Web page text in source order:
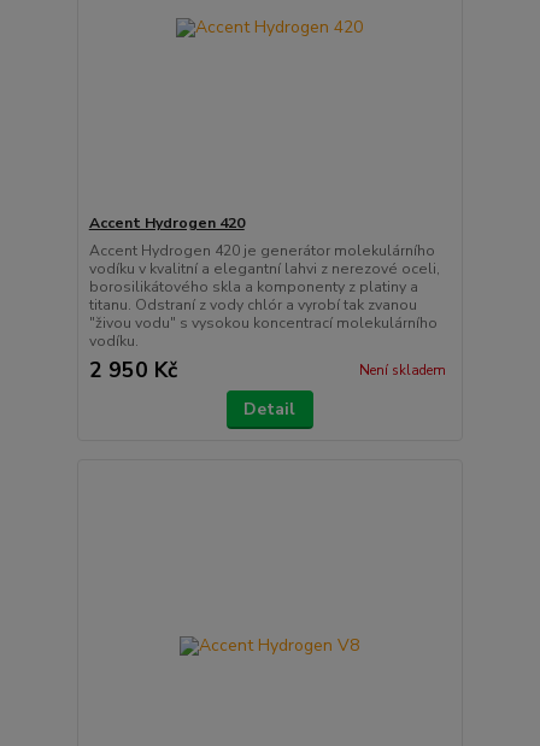
Accent Hydrogen 420
Accent Hydrogen 420 je generátor molekulárního
vodíku v kvalitní a elegantní lahvi z nerezové oceli,
borosilikátového skla a komponenty z platiny a
titanu. Odstraní z vody chlór a vyrobí tak zvanou
"živou vodu" s vysokou koncentrací molekulárního
vodíku.
2 950 Kč Není skladem
Detail